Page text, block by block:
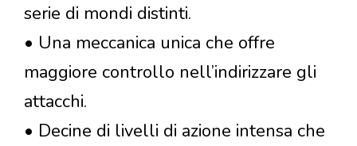
serie di mondi distinti.
• Una meccanica unica che offre
maggiore controllo nell’indirizzare gli
attacchi.
• Decine di livelli di azione intensa che